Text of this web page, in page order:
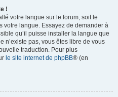
!
votre langue sur le forum, soit le
votre langue. Essayez de demander à
qu’il puisse installer la langue que
n’existe pas, vous êtes libre de vous
traduction. Pour plus
le site internet de phpBB® (en